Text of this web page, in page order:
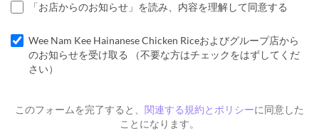
「お店からのお知らせ」を読み、内容を理解して同意する
Wee Nam Kee Hainanese Chicken Riceおよびグループ店から
のお知らせを受け取る （不要な方はチェックをはずしてくだ
さい）
このフォームを完了すると、 関連する規約とポリシーに同意した
ことになります。